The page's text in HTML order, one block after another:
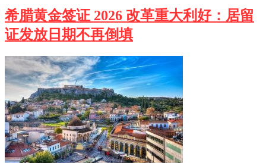
希腊黄金签证 2026 改革重大利好：居留
证发放日期不再倒填